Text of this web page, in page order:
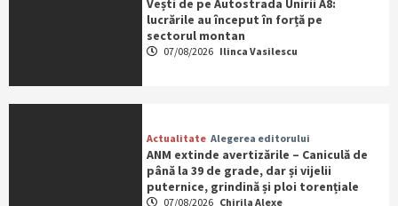
Vești de pe Autostrada Unirii A8:
lucrările au început în forță pe
sectorul montan
07/08/2026 Ilinca Vasilescu
Actualitate Alegerea editorului
ANM extinde avertizările – Caniculă de
până la 39 de grade, dar și vijelii
puternice, grindină și ploi torențiale
07/08/2026 Chirila Alexe